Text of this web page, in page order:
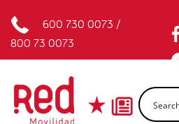
600 730 0073 /
800 73 0073